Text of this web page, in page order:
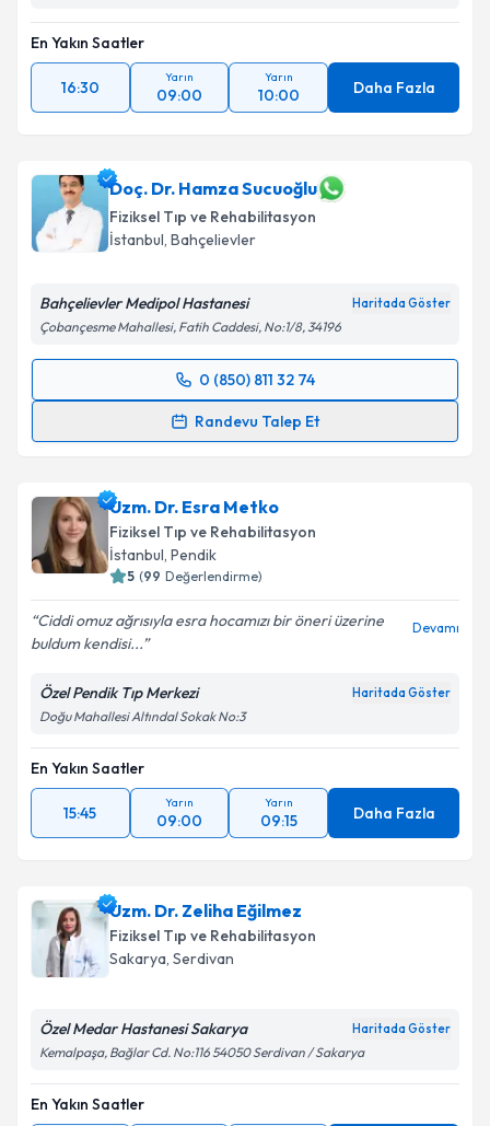
En Yakın Saatler
16:30
Yarın
09:00
Yarın
10:00 Daha Fazla
Doç. Dr. Hamza Sucuoğlu
Fiziksel Tıp ve Rehabilitasyon
İstanbul, Bahçelievler
Bahçelievler Medipol Hastanesi Haritada Göster
Çobançesme Mahallesi, Fatih Caddesi, No:1/8, 34196
0 (850) 811 32 74
Randevu Talep Et
Randevu Takvimi Talebi
takvim hazırlandığında e-posta ile bilgilendireceğiz.
E-posta Adresiniz
kapsamda işlenmesini kabul ediyorum.
Uzm. Dr. Esra Metko
Fiziksel Tıp ve Rehabilitasyon
İstanbul, Pendik
5 (99 Değerlendirme)
Ciddi omuz ağrısıyla esra hocamızı bir öneri üzerine
buldum kendisi...
Devamı
Özel Pendik Tıp Merkezi Haritada Göster
Doğu Mahallesi Altındal Sokak No:3
En Yakın Saatler
15:45
Yarın
09:00
Yarın
09:15 Daha Fazla
Uzm. Dr. Zeliha Eğilmez
Fiziksel Tıp ve Rehabilitasyon
Sakarya, Serdivan
Özel Medar Hastanesi Sakarya Haritada Göster
Kemalpaşa, Bağlar Cd. No:116 54050 Serdivan / Sakarya
En Yakın Saatler